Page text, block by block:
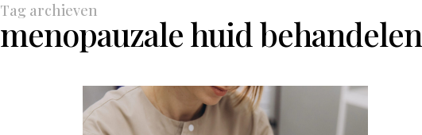
Tag archieven
menopauzale huid behandelen